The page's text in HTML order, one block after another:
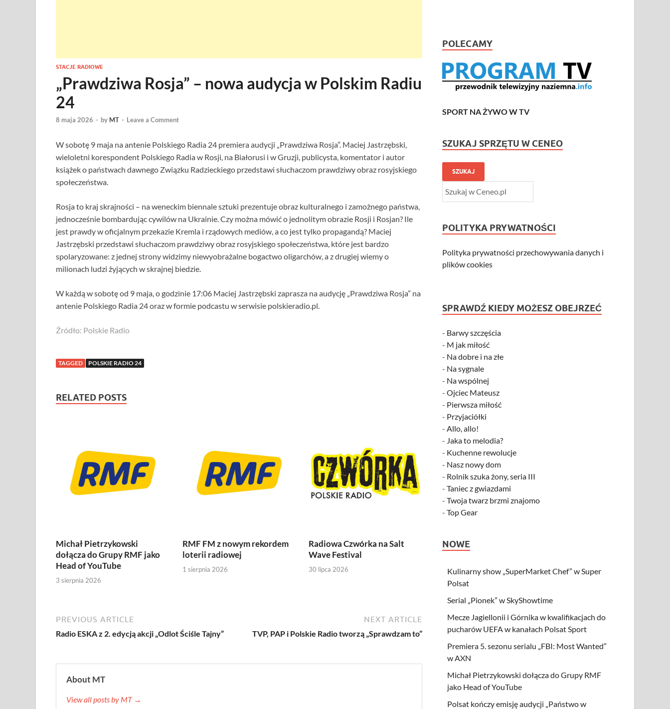
STACJE RADIOWE
„Prawdziwa Rosja” – nowa audycja w Polskim Radiu
24
8 maja 2026 - by MT - Leave a Comment
W sobotę 9 maja na antenie Polskiego Radia 24 premiera audycji „Prawdziwa Rosja”. Maciej Jastrzębski,
wieloletni korespondent Polskiego Radia w Rosji, na Białorusi i w Gruzji, publicysta, komentator i autor
książek o państwach dawnego Związku Radzieckiego przedstawi słuchaczom prawdziwy obraz rosyjskiego
społeczeństwa.
Rosja to kraj skrajności – na weneckim biennale sztuki prezentuje obraz kulturalnego i zamożnego państwa,
jednocześnie bombardując cywilów na Ukrainie. Czy można mówić o jednolitym obrazie Rosji i Rosjan? Ile
jest prawdy w oficjalnym przekazie Kremla i rządowych mediów, a co jest tylko propagandą? Maciej
Jastrzębski przedstawi słuchaczom prawdziwy obraz rosyjskiego społeczeństwa, które jest bardzo
spolaryzowane: z jednej strony widzimy niewyobrażalne bogactwo oligarchów, a z drugiej wiemy o
milionach ludzi żyjących w skrajnej biedzie.
W każdą w sobotę od 9 maja, o godzinie 17:06 Maciej Jastrzębski zaprasza na audycję „Prawdziwa Rosja” na
antenie Polskiego Radia 24 oraz w formie podcastu w serwisie polskieradio.pl.
Źródło: Polskie Radio
TAGGED POLSKIE RADIO 24
RELATED POSTS
Michał Pietrzykowski
dołącza do Grupy RMF jako
Head of YouTube
3 sierpnia 2026
RMF FM z nowym rekordem
loterii radiowej
1 sierpnia 2026
Radiowa Czwórka na Salt
Wave Festival
30 lipca 2026
PREVIOUS ARTICLE
Radio ESKA z 2. edycją akcji „Odlot Ściśle Tajny”
NEXT ARTICLE
TVP, PAP i Polskie Radio tworzą „Sprawdzam to”
About MT
View all posts by MT →
POLECAMY
SPORT NA ŻYWO W TV
SZUKAJ SPRZĘTU W CENEO
SZUKAJ
POLITYKA PRYWATNOŚCI
Polityka prywatności przechowywania danych i
plików cookies
SPRAWDŹ KIEDY MOŻESZ OBEJRZEĆ
- Barwy szczęścia
- M jak miłość
- Na dobre i na złe
- Na sygnale
- Na wspólnej
-Ojciec Mateusz
- Pierwsza miłość
- Przyjaciółki
-Allo, allo!
- Jaka to melodia?
- Kuchenne rewolucje
- Nasz nowy dom
- Rolnik szuka żony, seria III
-Taniec z gwiazdami
-Twoja twarz brzmi znajomo
-Top Gear
NOWE
Kulinarny show „SuperMarket Chef” w Super
Polsat
Serial „Pionek” w SkyShowtime
Mecze Jagiellonii i Górnika w kwalifikacjach do
pucharów UEFA w kanałach Polsat Sport
Premiera 5. sezonu serialu „FBI: Most Wanted”
w AXN
Michał Pietrzykowski dołącza do Grupy RMF
jako Head of YouTube
Polsat kończy emisję audycji „Państwo w